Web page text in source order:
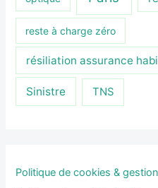
reste à charge zéro
résiliation assurance
Sinistre TNS
Politique de cookies &